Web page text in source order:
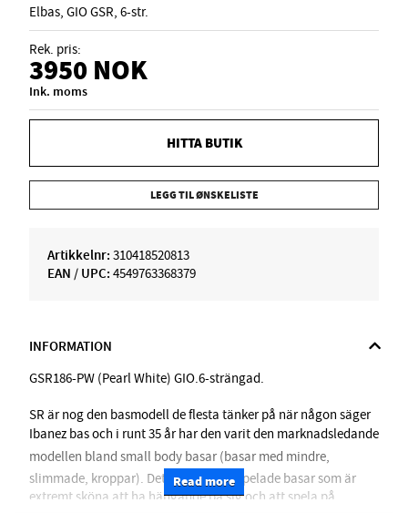
Elbas, GIO GSR, 6-str.
Rek. pris:
3950NOK
Ink. moms
HITTA BUTIK
LEGG TIL ØNSKELISTE
Artikkelnr: 310418520813
EAN / UPC: 4549763368379
INFORMATION
GSR186-PW (Pearl White) GIO.6-strängad.
SR är nog den basmodell de flesta tänker på när någon säger
Ibanez bas och i runt 35 år har den varit den marknadsledande
modellen bland small body basar (basar med mindre,
slimmade, kroppar). Det är lätta, lättspelade basar som är
extremt sköna att ha hängande på sig och att spela på,
Read more